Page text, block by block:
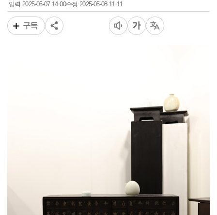
입력2025-05-07 14:00수정 2025-05-08 11:11
구독